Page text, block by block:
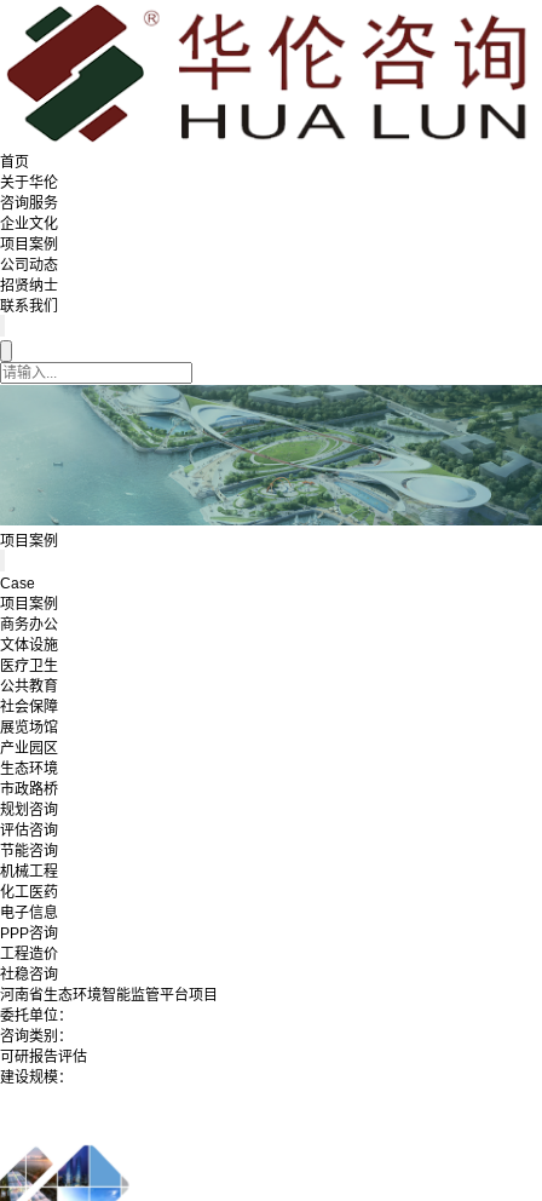
首页
关于华伦
咨询服务
企业文化
项目案例
公司动态
招贤纳士
联系我们
项目案例
Case
项目案例
商务办公
文体设施
医疗卫生
公共教育
社会保障
展览场馆
产业园区
生态环境
市政路桥
规划咨询
评估咨询
节能咨询
机械工程
化工医药
电子信息
PPP咨询
工程造价
社稳咨询
河南省生态环境智能监管平台项目
委托单位：
咨询类别：
可研报告评估
建设规模：